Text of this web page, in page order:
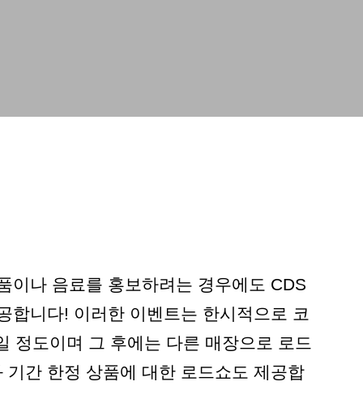
이나 음료를 홍보하려는 경우에도 CDS
합니다! 이러한 이벤트는 한시적으로 코
정도이며 그 후에는 다른 매장으로 로드
간 한정 상품에 대한 로드쇼도 제공합